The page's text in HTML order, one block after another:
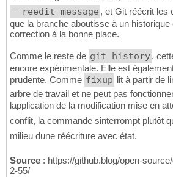
--reedit-message , et Git réécrit les
que la branche aboutisse à un
correction à la bonne place.
Comme le reste de git history,
encore expérimentale. Elle est
prudente. Comme fixup lit à partir de
arbre de travail et ne peut pas
lapplication de la modification mise en
conflit, la commande sinterrompt plutôt
milieu dune réécriture avec état.
Source : https://github.blog/open-
2-55/